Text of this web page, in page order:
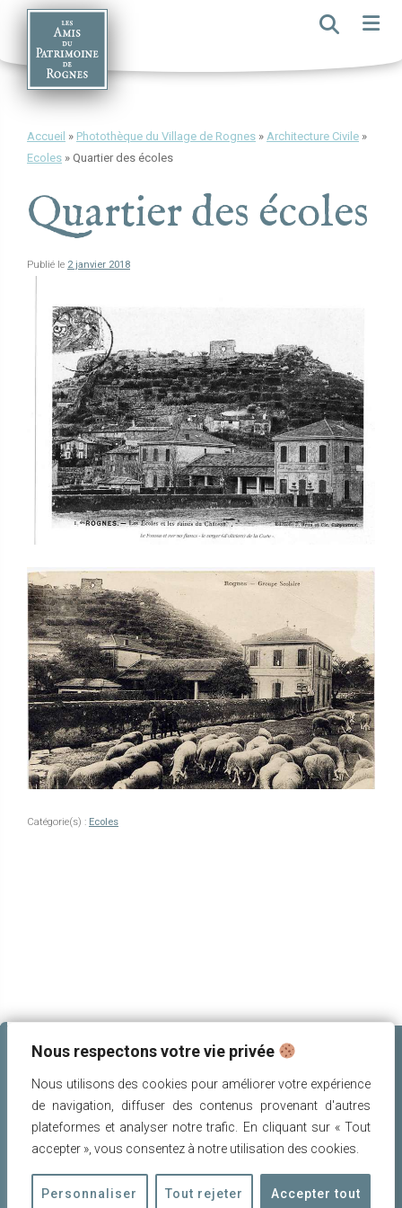
Nous respectons votre vie privée
Nous utilisons des cookies pour améliorer votre expérience
de navigation, diffuser des contenus provenant d'autres
plateformes et analyser notre trafic. En cliquant sur « Tout
accepter », vous consentez à notre utilisation des cookies.
Personnaliser Tout rejeter Accepter tout
content
Accueil » Photothèque du Village de Rognes » Architecture Civile »
Ecoles » Quartier des écoles
Quartier des écoles
Publié le 2 janvier 2018
Catégorie(s) : Ecoles
POUR NOUS CONTACTER
amis.patrimoine.rognes@gmail.com